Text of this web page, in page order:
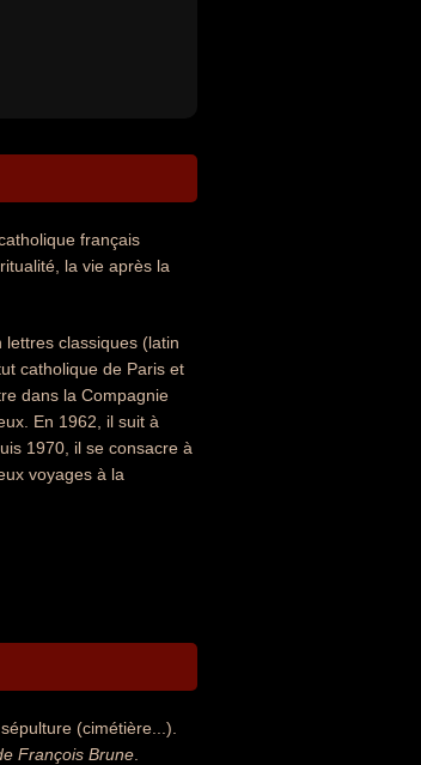
français
la vie après la
classiques (latin
catholique de Paris et
dans la Compagnie
En 1962, il suit à
1970, il se consacre à
voyages à la
(cimétière...).
François Brune